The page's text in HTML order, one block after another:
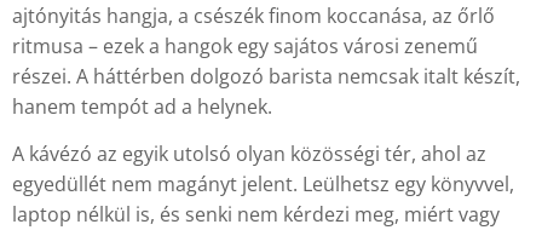
ajtónyitás hangja, a csészék finom koccanása, az őrlő
ritmusa – ezek a hangok egy sajátos városi zenemű
részei. A háttérben dolgozó barista nemcsak italt készít,
hanem tempót ad a helynek.
A kávézó az egyik utolsó olyan közösségi tér, ahol az
egyedüllét nem magányt jelent. Leülhetsz egy könyvvel,
laptop nélkül is, és senki nem kérdezi meg, miért vagy